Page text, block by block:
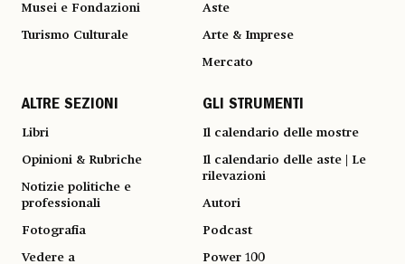
Musei e Fondazioni
Turismo Culturale
Aste
Arte & Imprese
Mercato
ALTRE SEZIONI
Libri
Opinioni & Rubriche
Notizie politiche e
professionali
Fotografia
Vedere a
GLI STRUMENTI
Il calendario delle mostre
Il calendario delle aste | Le
rilevazioni
Autori
Podcast
Power 100